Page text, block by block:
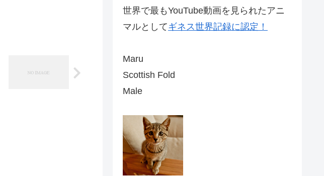
世界で最もYouTube動画を見られたアニ
マルとしてギネス世界記録に認定！
Maru
Scottish Fold
Male